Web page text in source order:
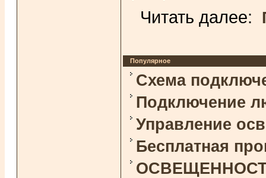
Читать далее:
Популярное
Схема
Подключение
Управление
Бесплатная
ОСВЕЩЕННОСТЬ